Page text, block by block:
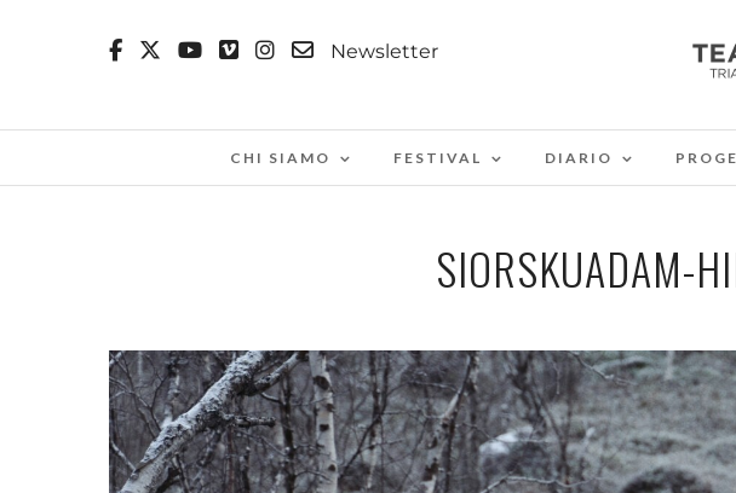
Newsletter
CHI SIAMO FESTIVAL DIARIO
SIORSKUADAM-